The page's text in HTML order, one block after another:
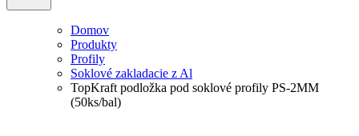
Domov
Produkty
Profily
Soklové zakladacie z Al
TopKraft podložka pod soklové profily PS-2MM
(50ks/bal)